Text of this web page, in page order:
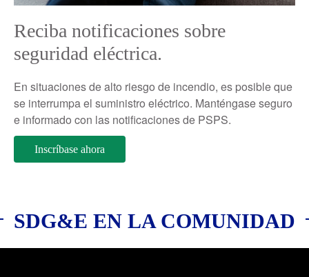
Reciba notificaciones sobre
seguridad eléctrica.
En situaciones de alto riesgo de incendio, es posible que
se interrumpa el suministro eléctrico. Manténgase seguro
e informado con las notificaciones de PSPS.
Inscríbase ahora
SDG&E EN LA COMUNIDAD